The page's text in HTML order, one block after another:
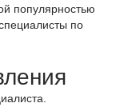
популярностью
по